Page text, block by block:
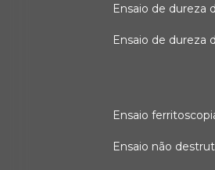
ensaio de
ensaio de
ensaio
ensaio não